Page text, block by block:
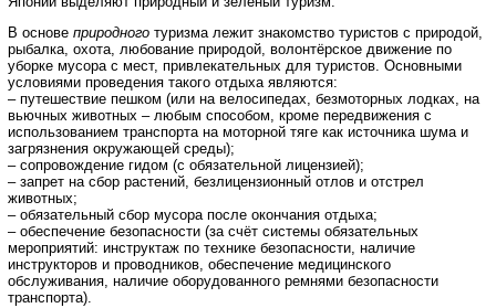
В основе природного туризма лежит знакомство туристов с природой,
рыбалка, охота, любование природой, волонтёрское движение по
уборке мусора с мест, привлекательных для туристов. Основными
условиями проведения такого отдыха являются:
– путешествие пешком (или на велосипедах, безмоторных лодках, на
вьючных животных – любым способом, кроме передвижения с
использованием транспорта на моторной тяге как источника шума и
загрязнения окружающей среды);
– сопровождение гидом (с обязательной лицензией);
– запрет на сбор растений, безлицензионный отлов и отстрел
животных;
– обязательный сбор мусора после окончания отдыха;
– обеспечение безопасности (за счёт системы обязательных
мероприятий: инструктаж по технике безопасности, наличие
инструкторов и проводников, обеспечение медицинского
обслуживания, наличие оборудованного ремнями безопасности
транспорта).